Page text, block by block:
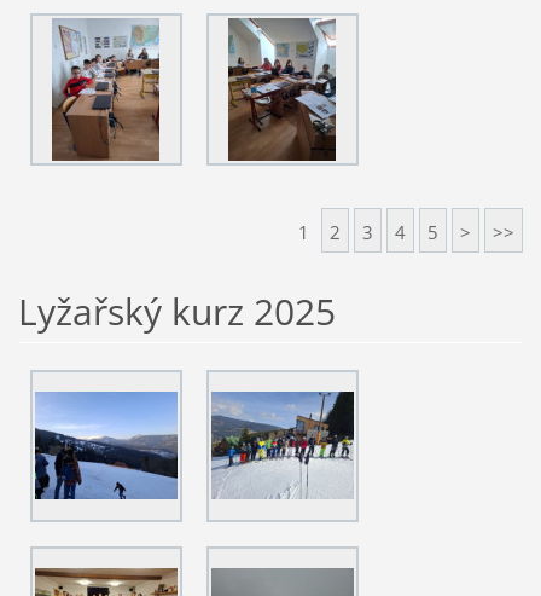
1 2 3 4 5 > >>
Lyžařský kurz 2025